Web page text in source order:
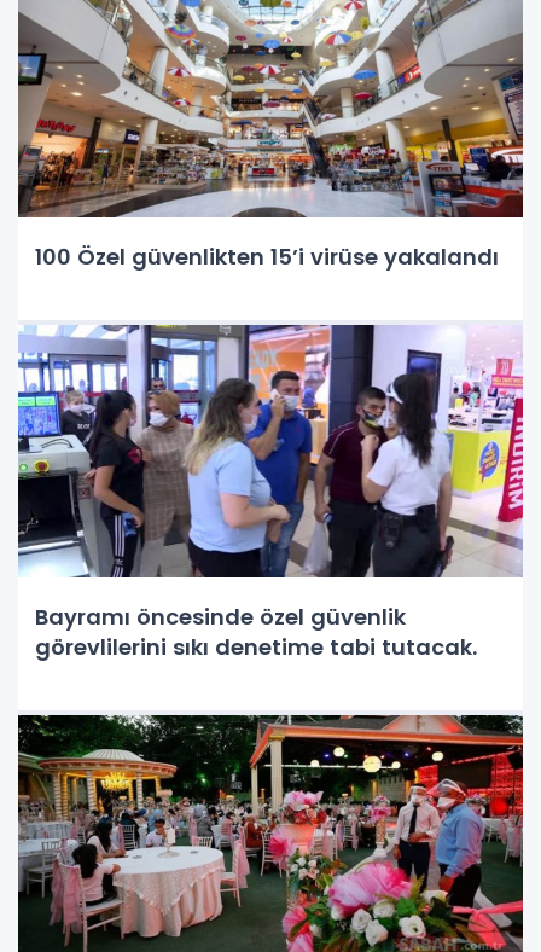
100 Özel güvenlikten 15’i virüse yakalandı
Bayramı öncesinde özel güvenlik
görevlilerini sıkı denetime tabi tutacak.